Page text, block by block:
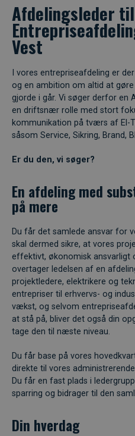
Afdelingsleder til
Vest
I vores entrepriseafdeling er
og en ambition om altid at
gjorde i går. Vi søger derfor en
en driftsnær rolle med stort
kommunikation på tværs af El-
såsom Service, Sikring, Brand,
Er du den, vi søger?
En afdeling med
på mere
Du får det samlede ansvar for
skal dermed sikre, at vores
effektivt, økonomisk ansvarligt
overtager ledelsen af en
projektledere, elektrikere og
entrepriser til erhvervs- og
vækst, og selvom
at stå på, bliver det også din
tage den til næste niveau.
Du får base på vores
direkte til vores
Du får en fast plads i
sparring og bidrager til den
Din hverdag